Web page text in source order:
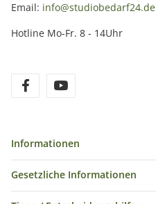
Email: info@studiobedarf24.de
Hotline Mo-Fr. 8 - 14Uhr
Informationen
Gesetzliche Informationen